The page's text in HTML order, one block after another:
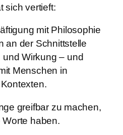
sich vertieft:
mit Philosophie
an der Schnittstelle
Wirkung – und
Menschen in
greifbar zu machen,
haben.